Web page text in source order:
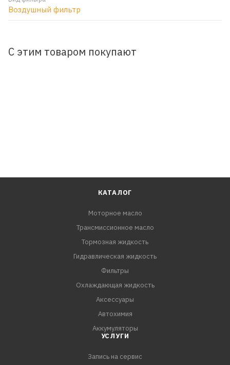
Воздушный фильтр
С этим товаром покупают
КАТАЛОГ
Моторное масло
Трансмиссионное масло
Тормозная жидкость
Гидравлическая жидкость
Фильтры
Охлаждающая жидкость
Аксессуары
Автохимия
Аккумуляторы
УСЛУГИ
Запись на сервис